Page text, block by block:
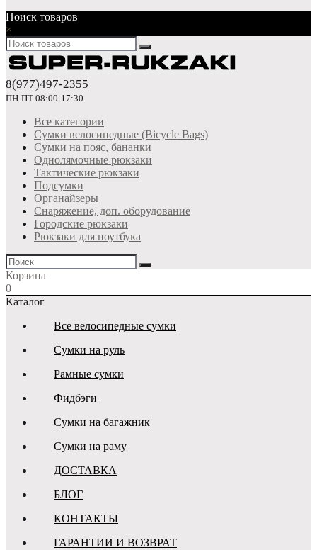
Поиск товаров
×
8(977)497-2355
ПН-ПТ 08:00-17:30
Все категории
Сумки велосипедные (Bicycle Bags)
Сумки на пояс, бананки
Однолямочные рюкзаки
Тактические рюкзаки
Подсумки
Органайзеры
Снаряжение, доп. оборудование
Городские рюкзаки
Рюкзаки для ноутбука
Корзина
0
Каталог
Все велосипедные сумки
Сумки на руль
Рамные сумки
Фидбэги
Сумки на багажник
Сумки на раму
ДОСТАВКА
БЛОГ
КОНТАКТЫ
ГАРАНТИИ И ВОЗВРАТ